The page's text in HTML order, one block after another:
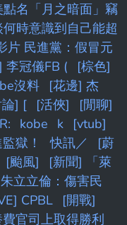
名「月之暗面」竊
時意識到自己能超
片 民進黨：假冒元
李冠儀FB (
[棕色]
沒料
[花邊] 杰
論] [ [活俠]
[閒聊]
R: kobe k
[vtub]
獄！ 快訊／
[蔚
[颱風]
[新聞] 「萊
立立倫：傷害民
CPBL
[開戰]
官司上取得勝利